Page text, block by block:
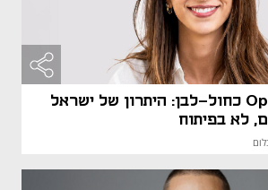
תשכחו מ-OpenAI כחול-לבן: היתרון של ישראל